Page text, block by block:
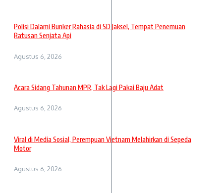
Polisi Dalami Bunker Rahasia di SD Jaksel, Tempat Penemuan
Ratusan Senjata Api
Agustus 6, 2026
Acara Sidang Tahunan MPR, Tak Lagi Pakai Baju Adat
Agustus 6, 2026
Viral di Media Sosial, Perempuan Vietnam Melahirkan di Sepeda
Motor
Agustus 6, 2026